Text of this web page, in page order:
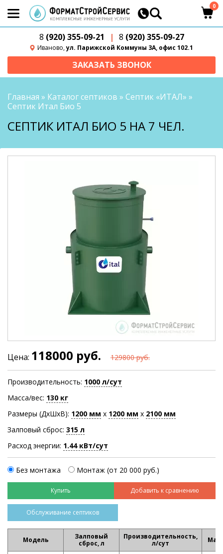
8 (920) 355-09-21 | 8 (920) 355-09-27
Иваново,ул. Парижской Коммуны 3А, офис 102.1
0
ЗАКАЗАТЬ ЗВОНОК
Главная » Каталог септиков » Септик «ИТАЛ» »
Септик Итал Био 5
СЕПТИК ИТАЛ БИО 5 НА 7 ЧЕЛ.
Цена: 118000 руб. 129800 руб.
Производительность: 1000 л/сут
Масса/вес: 130 кг
Размеры (ДхШхВ): 1200 мм х 1200 мм х 2100 мм
Залповый сброс: 315 л
Расход энергии: 1.44 кВт/сут
Без монтажа Монтаж (от 20 000 руб.)
Добавить к сравнению
Обслуживание септиков
Модель
Залповый
сброс, л
Производительность,
л/сут